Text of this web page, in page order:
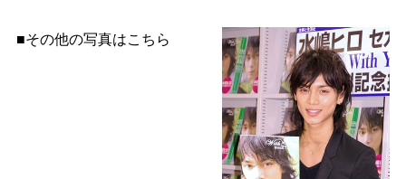
■その他の写真はこちら